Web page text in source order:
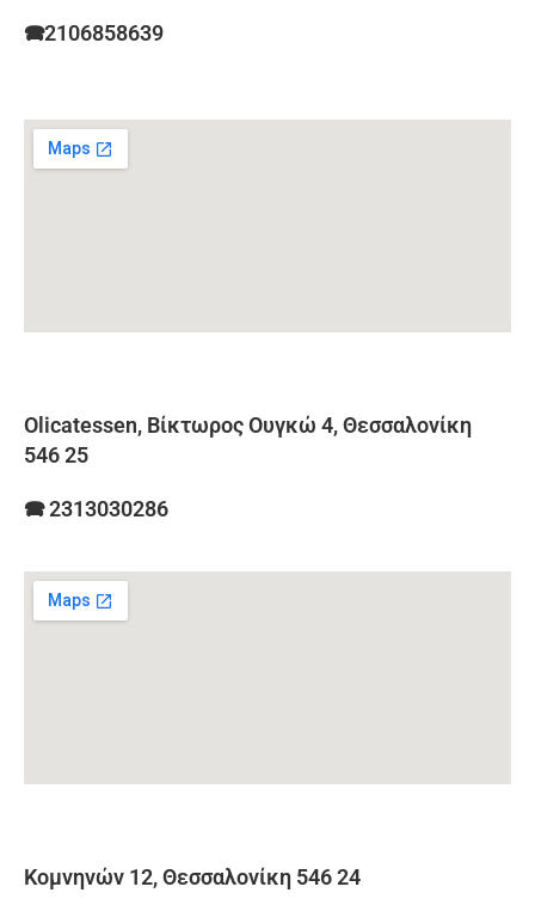
🕿2106858639
Olicatessen, Βίκτωρος Ουγκώ 4, Θεσσαλονίκη
546 25
🕿 2313030286
Κομνηνών 12, Θεσσαλονίκη 546 24